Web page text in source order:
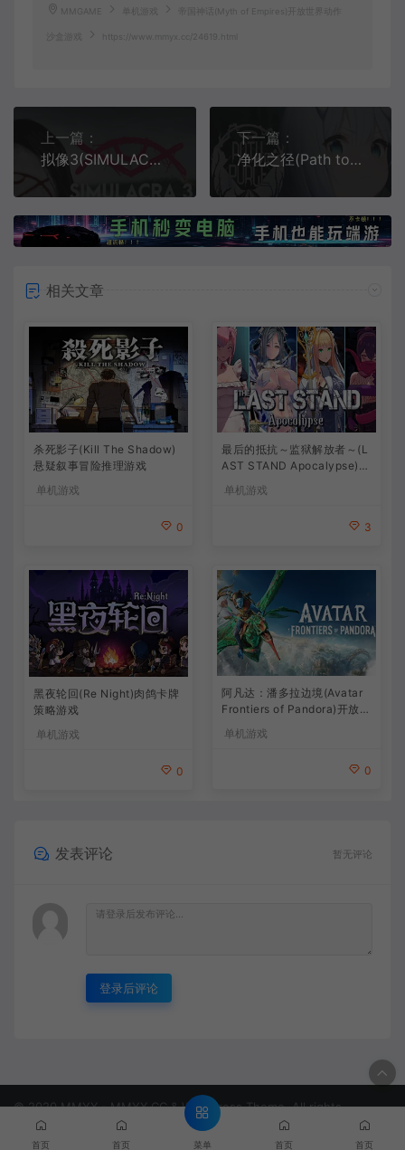
MMGAME 帝国神话(Myth of Empires)开放世界动作
https://www.mmyx.cc/24619.html
上一篇：
拟像3(SIMULACRA 3)简中|PC|AVG|冒险解谜游戏
下一篇：
净化之径(Path to Purge)简中|PC|ACT|俯视角肉鸽射击弹幕游戏
相关文章
杀死影子(Kill The Shadow)
悬疑叙事冒险推理游戏
单机游戏
0
最后的抵抗～监狱解放者～(L
AST STAND Apocalypse)卡
通动作幸存者游戏
单机游戏
3
黑夜轮回(Re Night)肉鸽卡牌
策略游戏
单机游戏
0
阿凡达：潘多拉边境(Avatar
Frontiers of Pandora)开放世
界冒险游戏
单机游戏
0
发表评论 暂无评论
登录后评论
© 2020 MMYX - MMYX.CC & WordPress Theme. All rights
reserved
闽ICP备888888888号
首页 首页 菜单 首页 首页